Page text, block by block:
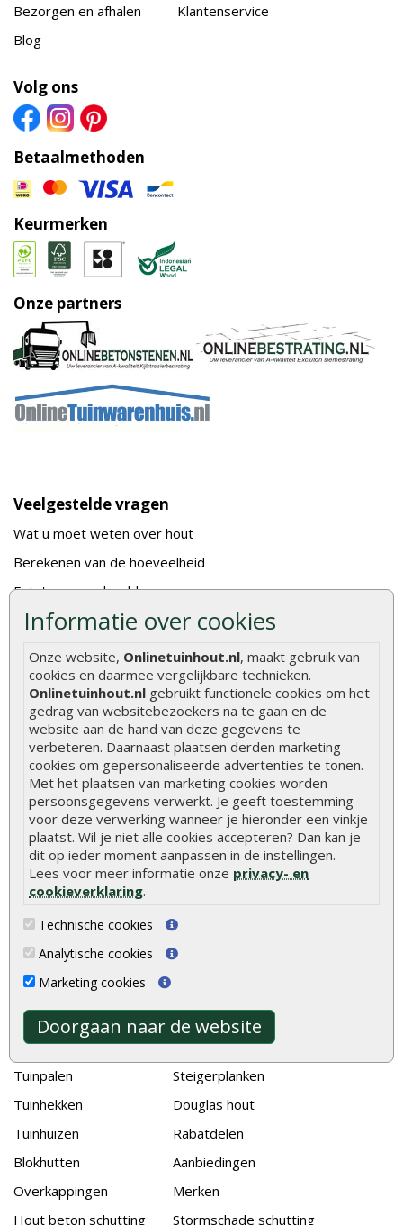
Informatie over cookies
Onze website, Onlinetuinhout.nl, maakt gebruik van
cookies en daarmee vergelijkbare technieken.
Onlinetuinhout.nl gebruikt functionele cookies om het
gedrag van websitebezoekers na te gaan en de
website aan de hand van deze gegevens te
verbeteren. Daarnaast plaatsen derden marketing
cookies om gepersonaliseerde advertenties te tonen.
Met het plaatsen van marketing cookies worden
persoonsgegevens verwerkt. Je geeft toestemming
voor deze verwerking wanneer je hieronder een vinkje
plaatst. Wil je niet alle cookies accepteren? Dan kan je
dit op ieder moment aanpassen in de instellingen.
Lees voor meer informatie onze privacy- en
cookieverklaring.
Technische cookies
Analytische cookies
Marketing cookies
Doorgaan naar de website
Bezorgen en afhalen
Blog
Klantenservice
Volg ons
Betaalmethoden
Keurmerken
Onze partners
Veelgestelde vragen
Wat u moet weten over hout
Berekenen van de hoeveelheid
Foto's en voorbeelden
Montage
Gekeurd hout
De fundering van een vlonder leggen
Hoe zelf een houten overkapping maken
Hoe zelf een vlonder leggen
Hoe betonpaal plaatsen
Hoe schutting plaatsen
De 9 beste tuinschermen van Onlinetuinhout.nl
Stijlvolle houtsoorten voor in de tuin
Duurzame tuin
Alle populaire categorieën
Tuinhout
Schutting
Vlonderplanken
Tuinpalen
Tuinhekken
Tuinhuizen
Blokhutten
Overkappingen
Hout beton schutting
Tuinschermen
Schuttingplanken
Steigerplanken
Douglas hout
Rabatdelen
Aanbiedingen
Merken
Stormschade schutting